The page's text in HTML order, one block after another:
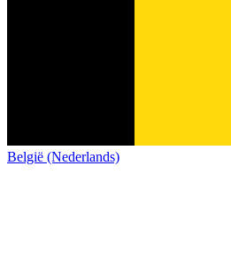
België (Nederlands)